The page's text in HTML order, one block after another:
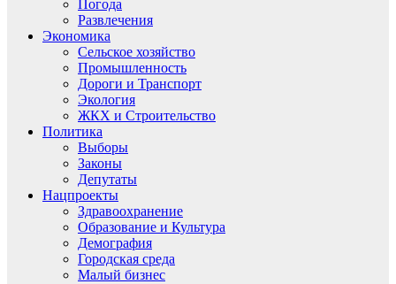
Погода
Развлечения
Экономика
Сельское хозяйство
Промышленность
Дороги и Транспорт
Экология
ЖКХ и Строительство
Политика
Выборы
Законы
Депутаты
Нацпроекты
Здравоохранение
Образование и Культура
Демография
Городская среда
Малый бизнес